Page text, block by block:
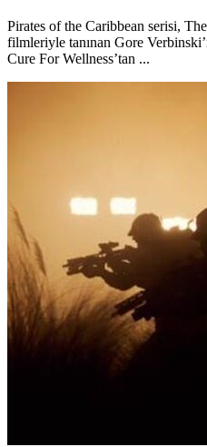
Pirates of the Caribbean serisi,
filmleriyle tanınan Gore
Cure For Wellness’tan ...